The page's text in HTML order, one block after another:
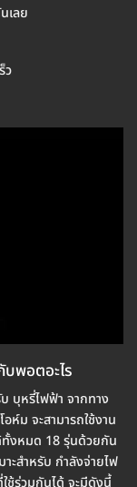
เลย
ว
พอตอะไร
บุหรี่ไฟฟ้า จากทาง
ห์ม จะสามารถใช้งาน
ทั้งหมด 18 รุ่นด้วยกัน
ะสำหรับ กำลังจ่ายไฟ